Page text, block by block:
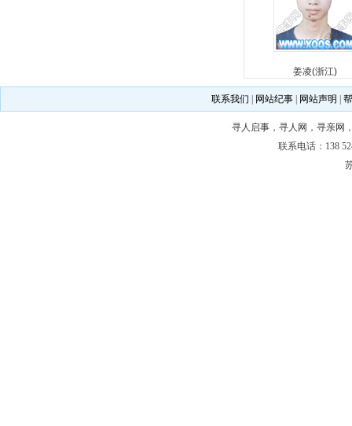
姜凌(浙江)
联系我们 网站纪事| 网站声明
寻人启事 ， 寻人网 ， 寻亲网
联系电话：138